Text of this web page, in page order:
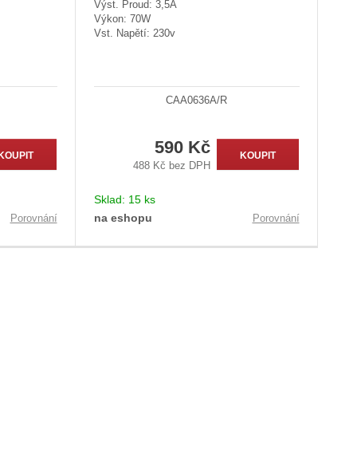
Porovnání
Výst. Proud: 3,5A
Výkon: 70W
Vst. Napětí: 230v
CAA0636A/R
590 Kč
488 Kč bez DPH
KOUPIT
Sklad: 15 ks
na eshopu
Porovnání